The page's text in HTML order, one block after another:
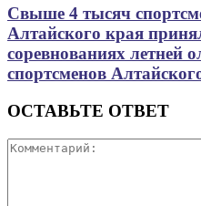
Свыше 4 тысяч
Алтайского края
соревнованиях летней
спортсменов
ОСТАВЬТЕ ОТВЕТ